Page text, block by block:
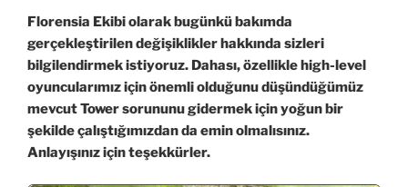
Florensia Ekibi olarak bugünkü bakımda
gerçekleştirilen değişiklikler hakkında sizleri
bilgilendirmek istiyoruz. Dahası, özellikle high-level
oyuncularımız için önemli olduğunu düşündüğümüz
mevcut Tower sorununu gidermek için yoğun bir
şekilde çalıştığımızdan da emin olmalısınız.
Anlayışınız için teşekkürler.